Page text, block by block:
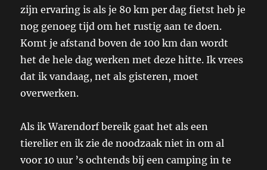
zijn ervaring is als je 80 km per dag fietst heb je
nog genoeg tijd om het rustig aan te doen.
Komt je afstand boven de 100 km dan wordt
het de hele dag werken met deze hitte. Ik vrees
dat ik vandaag, net als gisteren, moet
overwerken.
Als ik Warendorf bereik gaat het als een
tierelier en ik zie de noodzaak niet in om al
voor 10 uur ’s ochtends bij een camping in te